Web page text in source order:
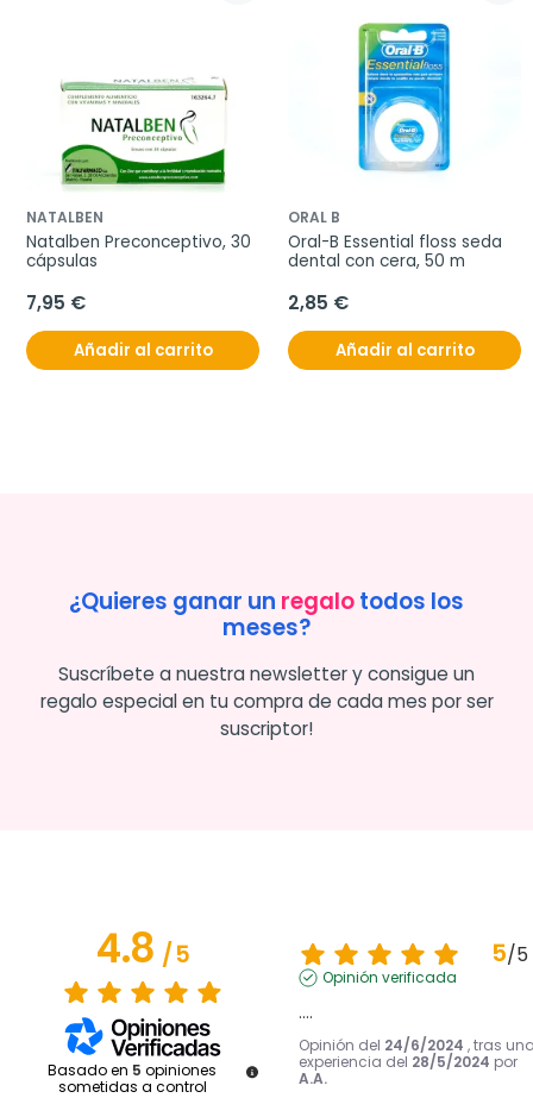
NATALBEN
Natalben Preconceptivo, 30
cápsulas
7,95 €
Añadir al carrito
ORAL B
Oral-B Essential floss seda
dental con cera, 50 m
2,85 €
Añadir al carrito
¿Quieres ganar un regalotodos los
meses?
Suscríbete a nuestra newsletter y consigue un
regalo especial en tu compra de cada mes por ser
suscriptor!
4.8/5
Basado en 5 opiniones
sometidas a control
5/5
Opinión verificada
....
Opinión del 24/6/2024 , tras
experiencia del 28/5/2024 por
A.A.